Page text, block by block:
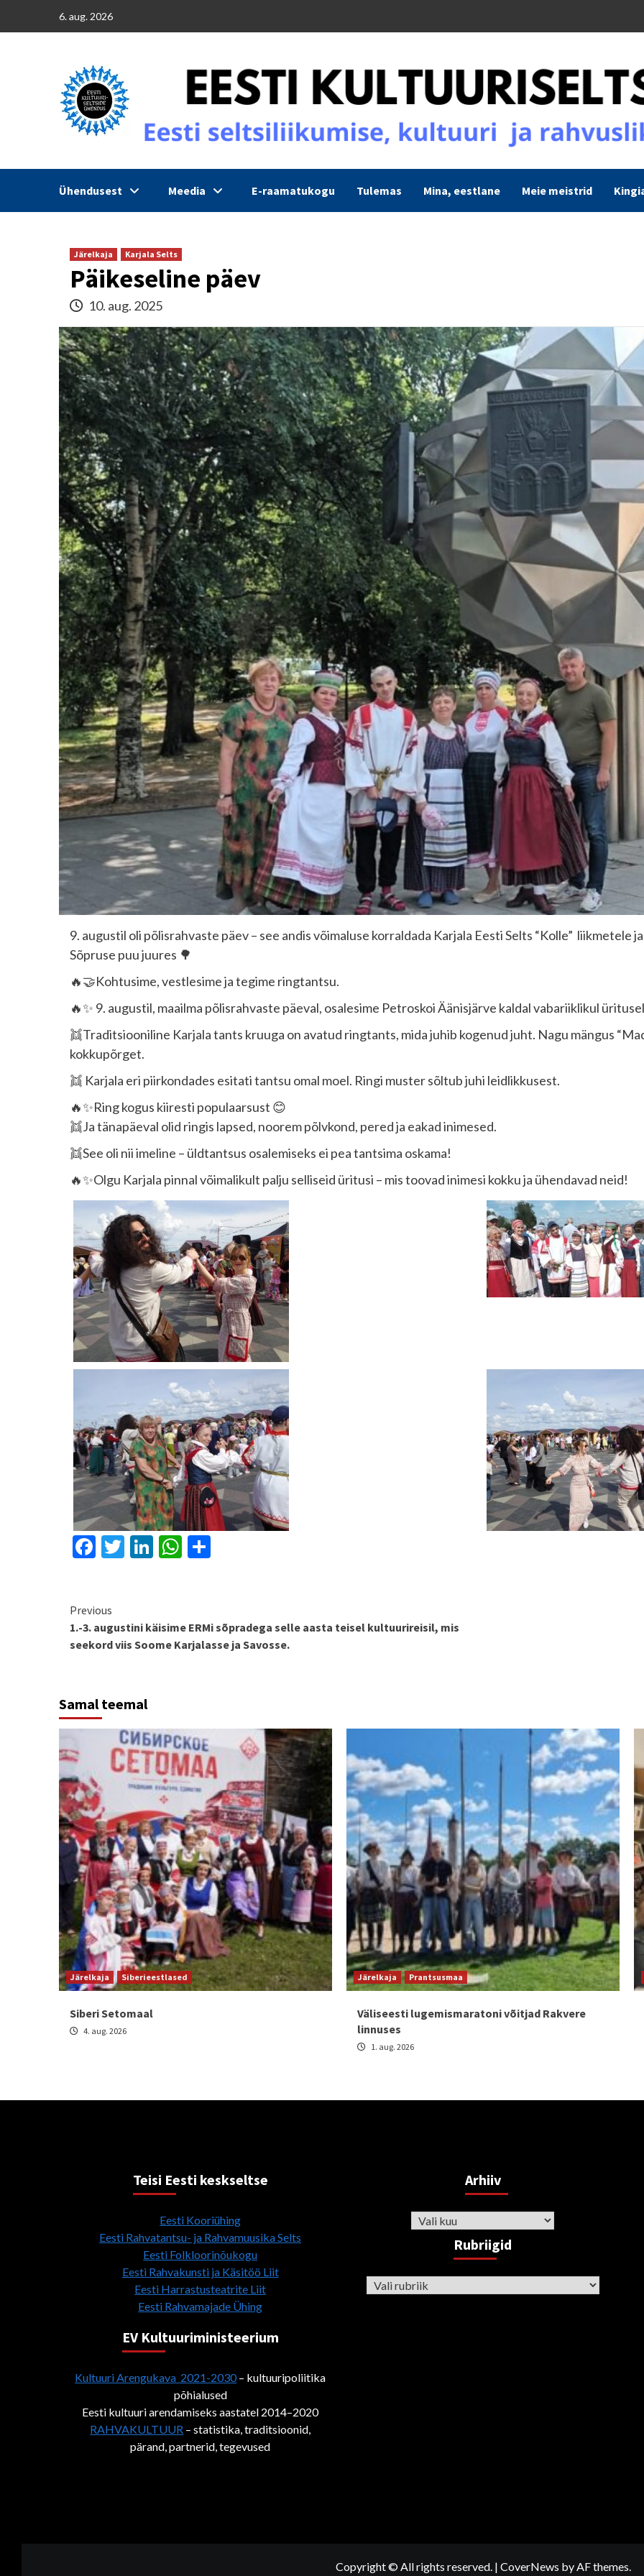
6. aug. 2026
Ühendusest Meedia E-raamatukogu Tulemas Mina, eestlane Meie meistrid
Järelkaja Karjala Selts
Päikeseline päev
10. aug. 2025
9. augustil oli põlisrahvaste päev – see andis võimaluse korraldada Karjala Eesti Selts “Kolle” liikmetele
Sõpruse puu juures 🌳
🔥🤝Kohtusime, vestlesime ja tegime ringtantsu.
🔥✨ 9. augustil, maailma põlisrahvaste päeval, osalesime Petroskoi Äänisjärve kaldal vabariiklikul
👯Traditsiooniline Karjala tants kruuga on avatud ringtants, mida juhib kogenud juht. Nagu mängus
kokkupõrget.
👯 Karjala eri piirkondades esitati tantsu omal moel. Ringi muster sõltub juhi leidlikkusest.
🔥✨Ring kogus kiiresti populaarsust 😊
👯Ja tänapäeval olid ringis lapsed, noorem põlvkond, pered ja eakad inimesed.
👯See oli nii imeline – üldtantsus osalemiseks ei pea tantsima oskama!
🔥✨Olgu Karjala pinnal võimalikult palju selliseid üritusi – mis toovad inimesi kokku ja ühendavad neid!
Facebook
Twitter
LinkedIn
WhatsApp
Continue
Reading
Previous
1.-3. augustini käisime ERMi sõpradega selle aasta teisel kultuurireisil, mis
seekord viis Soome Karjalasse ja Savosse.
Samal teemal
Järelkaja Siberieestlased
Siberi Setomaal
4. aug. 2026
Järelkaja Prantsusmaa
Väliseesti lugemismaratoni võitjad Rakvere
linnuses
1. aug. 2026
Teisi Eesti keskseltse
Eesti Kooriühing
Eesti Rahvatantsu- ja Rahvamuusika Selts
Eesti Folkloorinõukogu
Eesti Rahvakunsti ja Käsitöö Liit
Eesti Harrastusteatrite Liit
Eesti Rahvamajade Ühing
EV Kultuuriministeerium
Kultuuri Arengukava 2021-2030– kultuuripoliitika
põhialused
Eesti kultuuri arendamiseks aastatel 2014–2020
RAHVAKULTUUR – statistika, traditsioonid,
pärand, partnerid, tegevused
Arhiiv
Arhiiv
Rubriigid
Rubriigid
Copyright © All rights reserved. | CoverNews by AF themes.